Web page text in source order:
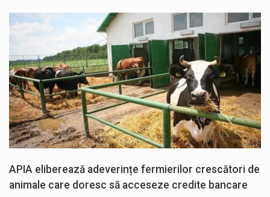
APIA eliberează adeverințe fermierilor crescători de
animale care doresc să acceseze credite bancare